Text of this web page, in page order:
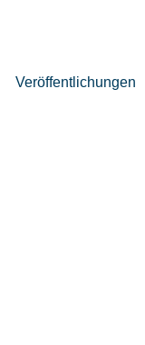
Veröffentlichungen